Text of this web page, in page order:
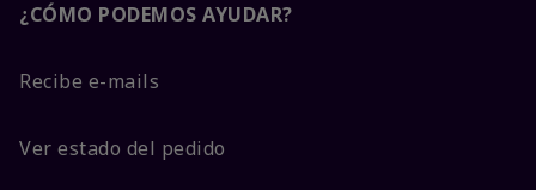
¿CÓMO PODEMOS AYUDAR?
Recibe e-mails
Ver estado del pedido